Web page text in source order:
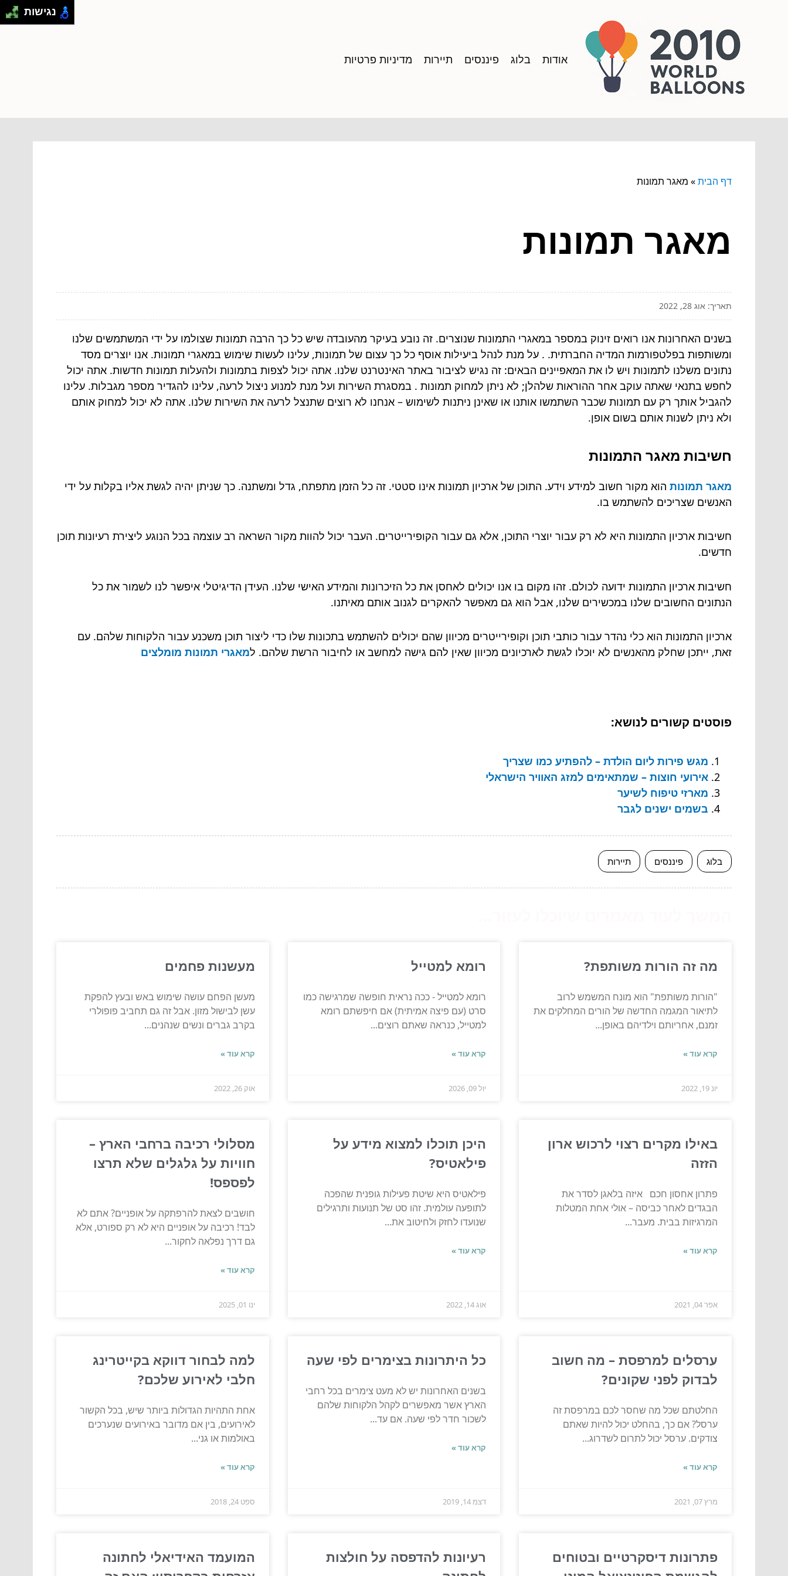
אודות בלוג פיננסים תיירות מדיניות פרטיות
דף הבית» מאגר תמונות
מאגר תמונות
תאריך: אוג 28, 2022
בשנים האחרונות אנו רואים זינוק במספר במאגרי התמונות שנוצרים. זה נובע בעיקר מהעובדה שיש כל כך הרבה תמונות שצולמו על ידי המשתמשים שלנו
ומשותפות בפלטפורמות המדיה החברתית. . על מנת לנהל ביעילות אוסף כל כך עצום של תמונות, עלינו לעשות שימוש במאגרי תמונות. אנו יוצרים מסד
נתונים משלנו לתמונות ויש לו את המאפיינים הבאים: זה נגיש לציבור באתר האינטרנט שלנו. אתה יכול לצפות בתמונות ולהעלות תמונות חדשות. אתה יכול
לחפש בתנאי שאתה עוקב אחר ההוראות שלהלן; לא ניתן למחוק תמונות . במסגרת השירות ועל מנת למנוע ניצול לרעה, עלינו להגדיר מספר מגבלות. עלינו
להגביל אותך רק עם תמונות שכבר השתמשו אותנו או שאינן ניתנות לשימוש – אנחנו לא רוצים שתנצל לרעה את השירות שלנו. אתה לא יכול למחוק אותם
ולא ניתן לשנות אותם בשום אופן.
חשיבות מאגר התמונות
מאגר תמונות הוא מקור חשוב למידע וידע. התוכן של ארכיון תמונות אינו סטטי. זה כל הזמן מתפתח, גדל ומשתנה. כך שניתן יהיה לגשת אליו בקלות על ידי
האנשים שצריכים להשתמש בו.
חשיבות ארכיון התמונות היא לא רק עבור יוצרי התוכן, אלא גם עבור הקופירייטרים. העבר יכול להוות מקור השראה רב עוצמה בכל הנוגע ליצירת רעיונות תוכן
חדשים.
חשיבות ארכיון התמונות ידועה לכולם. זהו מקום בו אנו יכולים לאחסן את כל הזיכרונות והמידע האישי שלנו. העידן הדיגיטלי איפשר לנו לשמור את כל
הנתונים החשובים שלנו במכשירים שלנו, אבל הוא גם מאפשר להאקרים לגנוב אותם מאיתנו.
ארכיון התמונות הוא כלי נהדר עבור כותבי תוכן וקופירייטרים מכיוון שהם יכולים להשתמש בתכונות שלו כדי ליצור תוכן משכנע עבור הלקוחות שלהם. עם
זאת, ייתכן שחלק מהאנשים לא יוכלו לגשת לארכיונים מכיוון שאין להם גישה למחשב או לחיבור הרשת שלהם. למאגרי תמונות מומלצים
פוסטים קשורים לנושא:
מגש פירות ליום הולדת – להפתיע כמו שצריך
אירועי חוצות – שמתאימים למזג האוויר הישראלי
מארזי טיפוח לשיער
בשמים ישנים לגבר
בלוג פיננסים תיירות
מה זה הורות משותפת?
"הורות משותפת" הוא מונח המשמש לרוב
לתיאור המגמה החדשה של הורים המחלקים את
זמנם, אחריותם וילדיהם באופן...
קרא עוד »
יונ 19, 2022
רומא למטייל
רומא למטייל - ככה נראית חופשה שמרגישה כמו
סרט (עם פיצה אמיתית) אם חיפשתם רומא
למטייל, כנראה שאתם רוצים...
קרא עוד »
יול 09, 2026
מעשנות פחמים
מעשן הפחם עושה שימוש באש ובעץ להפקת
עשן לבישול מזון. אבל זה גם תחביב פופולרי
בקרב גברים ונשים שנהנים...
קרא עוד »
אוק 26, 2022
באילו מקרים רצוי לרכוש ארון
הזזה
פתרון אחסון חכם איזה בלאגן לסדר את
הבגדים לאחר כביסה – אולי אחת המטלות
המרגיזות בבית. מעבר...
קרא עוד »
אפר 04, 2021
היכן תוכלו למצוא מידע על
פילאטיס?
פילאטיס היא שיטת פעילות גופנית שהפכה
לתופעה עולמית. זהו סט של תנועות ותרגילים
שנועדו לחזק ולחיטוב את...
קרא עוד »
אוג 14, 2022
מסלולי רכיבה ברחבי הארץ –
חוויות על גלגלים שלא תרצו
לפספס!
חושבים לצאת להרפתקה על אופניים? אתם לא
לבד! רכיבה על אופניים היא לא רק ספורט, אלא
גם דרך נפלאה לחקור...
קרא עוד »
ינו 01, 2025
ערסלים למרפסת – מה חשוב
לבדוק לפני שקונים?
החלטתם שכל מה שחסר לכם במרפסת זה
ערסל? אם כך, בהחלט יכול להיות שאתם
צודקים. ערסל יכול לתרום לשדרוג...
קרא עוד »
מרץ 07, 2021
כל היתרונות בצימרים לפי שעה
בשנים האחרונות יש לא מעט צימרים בכל רחבי
הארץ אשר מאפשרים לקהל הלקוחות שלהם
לשכור חדר לפי שעה. אם עד...
קרא עוד »
דצמ 14, 2019
למה לבחור דווקא בקייטרינג
חלבי לאירוע שלכם?
אחת התהיות הגדולות ביותר שיש, בכל הקשור
לאירועים, בין אם מדובר באירועים שנערכים
באולמות או גני...
קרא עוד »
ספט 24, 2018
פתרונות דיסקרטיים ובטוחים
רעיונות להדפסה על חולצות
המועמד האידיאלי לחתונה
נגישות